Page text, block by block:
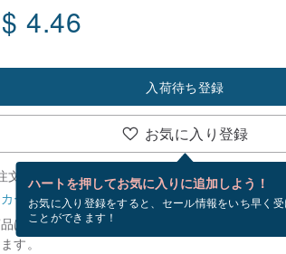
4.46
入荷待ち登録
お気に入り登録
ハートを押してお気に入りに追加しよう！
お気に入り登録をすると、セール情報をいち早く
ことができます！
文完了後、無料でWebメッセージカードを作成
ードとは？
は現在在庫がありません。 [ 入荷待ち ] を押
す。